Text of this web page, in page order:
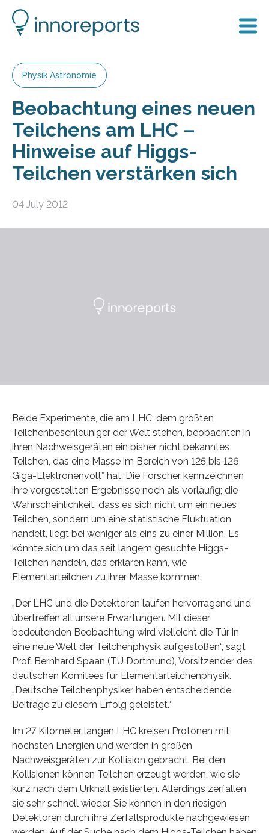
Physik Astronomie
Beobachtung eines neuen
Teilchens am LHC –
Hinweise auf Higgs-
Teilchen verstärken sich
04 July 2012
Beide Experimente, die am LHC, dem größten
Teilchenbeschleuniger der Welt stehen, beobachten in
ihren Nachweisgeräten ein bisher nicht bekanntes
Teilchen, das eine Masse im Bereich von 125 bis 126
Giga-Elektronenvolt* hat. Die Forscher kennzeichnen
ihre vorgestellten Ergebnisse noch als vorläufig; die
Wahrscheinlichkeit, dass es sich nicht um ein neues
Teilchen, sondern um eine statistische Fluktuation
handelt, liegt bei weniger als eins zu einer Million. Es
könnte sich um das seit langem gesuchte Higgs-
Teilchen handeln, das erklären kann, wie
Elementarteilchen zu ihrer Masse kommen.
„Der LHC und die Detektoren laufen hervorragend und
übertreffen all unsere Erwartungen. Mit dieser
bedeutenden Beobachtung wird vielleicht die Tür in
eine neue Welt der Teilchenphysik aufgestoßen“, sagt
Prof. Bernhard Spaan (TU Dortmund), Vorsitzender des
deutschen Komitees für Elementarteilchenphysik.
„Deutsche Teilchenphysiker haben entscheidende
Beiträge zu diesem Erfolg geleistet.“
Im 27 Kilometer langen LHC kreisen Protonen mit
höchsten Energien und werden in großen
Nachweisgeräten zur Kollision gebracht. Bei den
Kollisionen können Teilchen erzeugt werden, wie sie
kurz nach dem Urknall existierten. Allerdings zerfallen
sie sehr schnell wieder. Sie können in den riesigen
Detektoren durch ihre Zerfallsprodukte nachgewiesen